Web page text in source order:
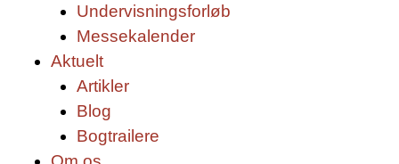
Undervisningsforløb
Messekalender
Aktuelt
Artikler
Blog
Bogtrailere